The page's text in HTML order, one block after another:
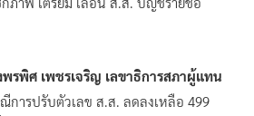
พรพิศ เพชรเจริญ เลขาธิการสภาผู้แทน
การปรับตัวเลข ส.ส. ลดลงเหลือ 499